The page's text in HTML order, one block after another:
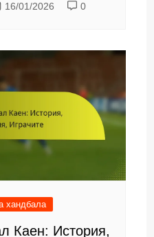
16/01/2026 0
хандбала
Каен: История,